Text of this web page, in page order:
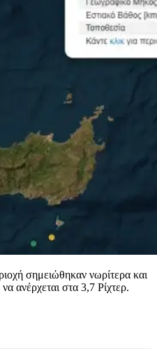
σημειώθηκαν νωρίτερα και
ανέρχεται στα 3,7 Ρίχτερ.